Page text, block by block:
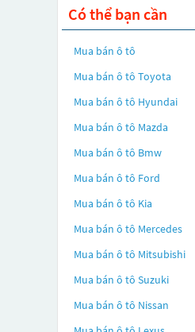
Có thể bạn cần
Mua bán ô tô
Mua bán ô tô Toyota
Mua bán ô tô Hyundai
Mua bán ô tô Mazda
Mua bán ô tô Bmw
Mua bán ô tô Ford
Mua bán ô tô Kia
Mua bán ô tô Mercedes
Mua bán ô tô Mitsubishi
Mua bán ô tô Suzuki
Mua bán ô tô Nissan